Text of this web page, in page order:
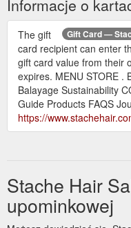
Informacje o
Gift Card —
The gift
card recipient can enter
gift card value from their
expires. MENU STORE .
Balayage Sustainability
Guide Products FAQS
https://
Stache Hair
upominkowej